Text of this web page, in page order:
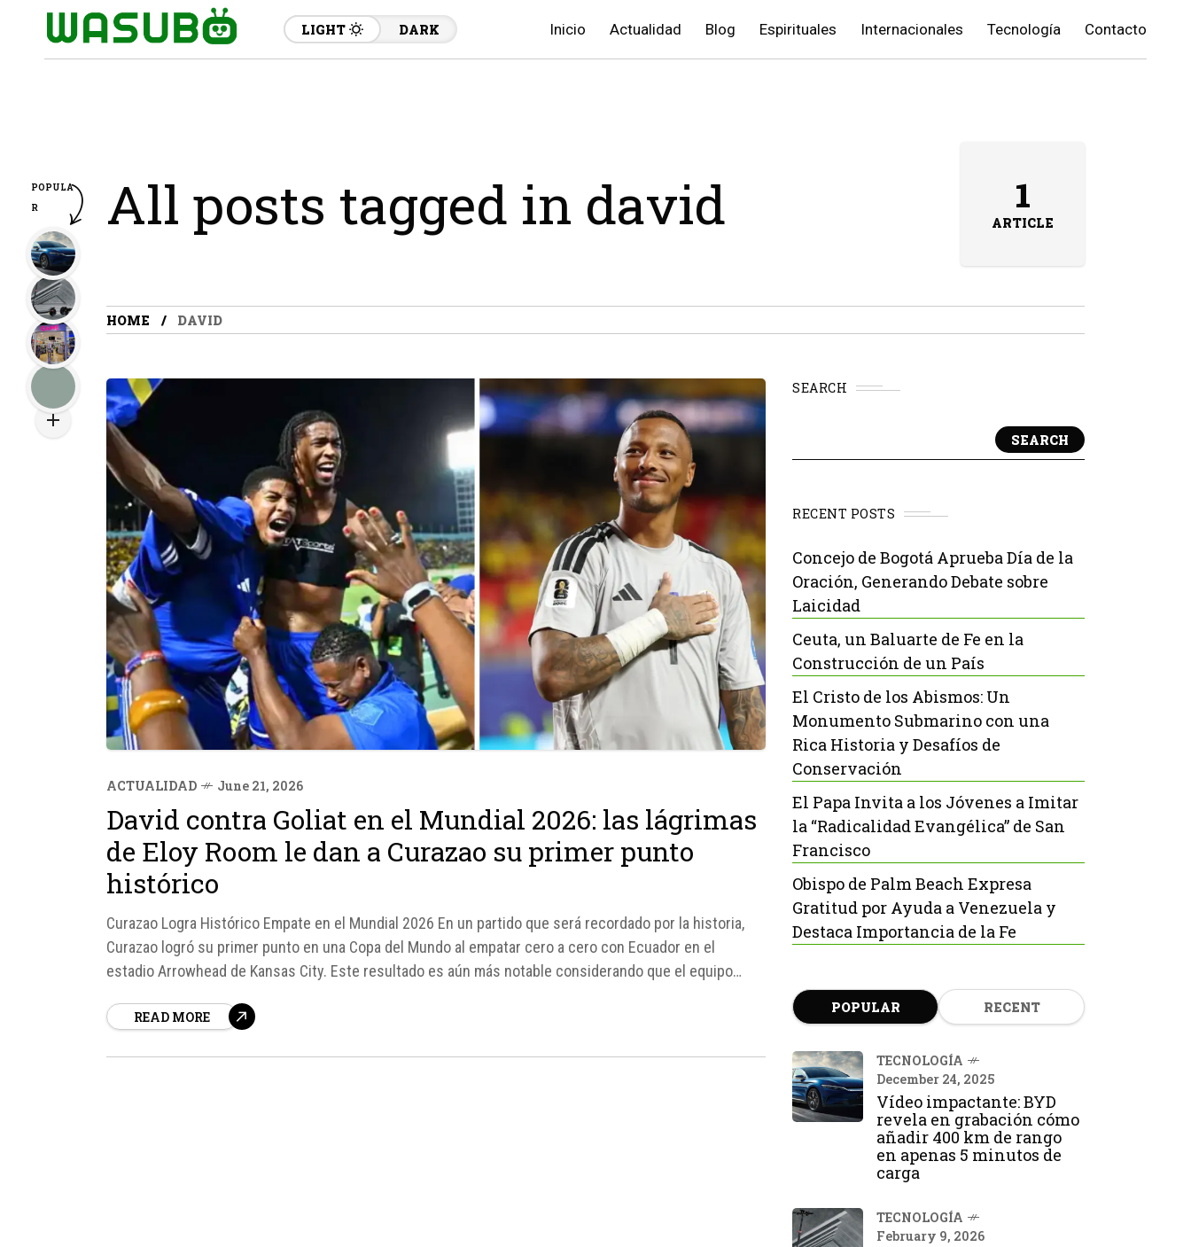
LIGHT DARK Inicio Actualidad Blog Espirituales Internacionales Tecnología Contacto
All posts tagged in david 1
ARTICLE
HOME DAVID
ACTUALIDAD June 21, 2026
David contra Goliat en el Mundial 2026: las lágrimas
de Eloy Room le dan a Curazao su primer punto
histórico
Curazao Logra Histórico Empate en el Mundial 2026 En un partido que será recordado por la historia,
Curazao logró su primer punto en una Copa del Mundo al empatar cero a cero con Ecuador en el
estadio Arrowhead de Kansas City. Este resultado es aún más notable considerando que el equipo
READ MORE
SEARCH
SEARCH
RECENT POSTS
Concejo de Bogotá Aprueba Día de la
Oración, Generando Debate sobre
Laicidad
Ceuta, un Baluarte de Fe en la
Construcción de un País
El Cristo de los Abismos: Un
Monumento Submarino con una
Rica Historia y Desafíos de
Conservación
El Papa Invita a los Jóvenes a Imitar
la “Radicalidad Evangélica” de San
Francisco
Obispo de Palm Beach Expresa
Gratitud por Ayuda a Venezuela y
Destaca Importancia de la Fe
POPULAR RECENT
TECNOLOGÍA
December 24, 2025
Vídeo impactante: BYD
revela en grabación cómo
añadir 400 km de rango
en apenas 5 minutos de
carga
TECNOLOGÍA
February 9, 2026
POPULA
R